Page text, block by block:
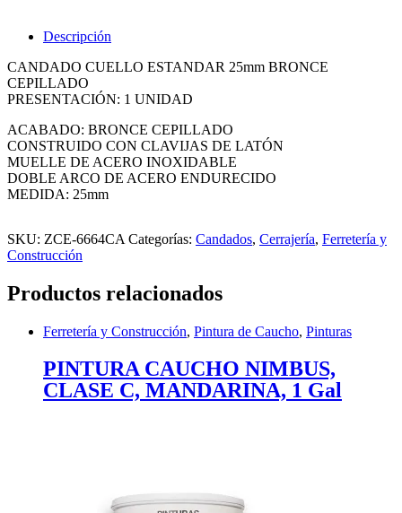
Descripción
CANDADO CUELLO ESTANDAR 25mm BRONCE
CEPILLADO
PRESENTACIÓN: 1 UNIDAD
ACABADO: BRONCE CEPILLADO
CONSTRUIDO CON CLAVIJAS DE LATÓN
MUELLE DE ACERO INOXIDABLE
DOBLE ARCO DE ACERO ENDURECIDO
MEDIDA: 25mm
SKU: ZCE-6664CA Categorías: Candados, Cerrajería, Ferretería y
Construcción
Productos relacionados
Ferretería y Construcción, Pintura de Caucho, Pinturas
PINTURA CAUCHO NIMBUS,
CLASE C, MANDARINA, 1 Gal